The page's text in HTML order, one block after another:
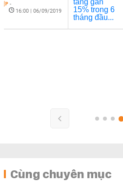
-
16:00 | 06/09/2019
Cùng chuyên mục